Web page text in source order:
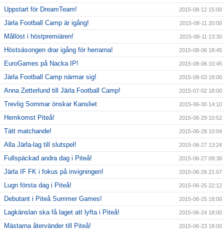
Uppstart för DreamTeam! 2015-08-12 15:00
Järla Football Camp är igång! 2015-08-11 20:00
Mållöst i höstpremiären! 2015-08-11 13:30
Höstsäsongen drar igång för herrarna! 2015-08-06 18:45
EuroGames på Nacka IP! 2015-08-06 10:45
Järla Football Camp närmar sig! 2015-08-03 18:00
Anna Zetterlund till Järla Football Camp! 2015-07-02 18:00
Trevlig Sommar önskar Kansliet 2015-06-30 14:10
Hemkomst Piteå! 2015-06-29 10:52
Tätt matchande! 2015-06-28 10:04
Alla Järla-lag till slutspel! 2015-06-27 13:24
Fullspäckad andra dag i Piteå! 2015-06-27 09:38
Järla IF FK i fokus på invigningen! 2015-06-26 21:07
Lugn första dag i Piteå! 2015-06-25 22:12
Debutant i Piteå Summer Games! 2015-06-25 18:00
Lagkänslan ska få laget att lyfta i Piteå! 2015-06-24 18:00
Mästarna återvänder till Piteå! 2015-06-23 18:00